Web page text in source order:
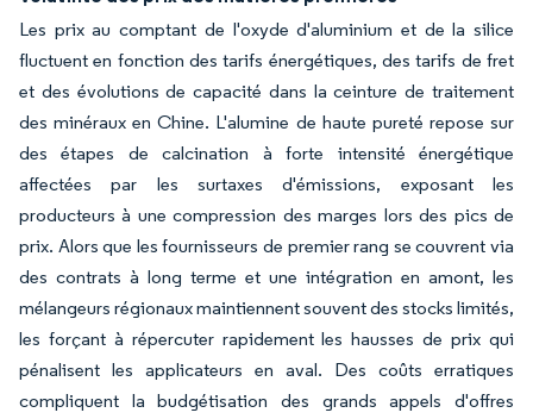
Les prix au comptant de l'oxyde d'aluminium et de la silice
fluctuent en fonction des tarifs énergétiques, des tarifs de fret
et des évolutions de capacité dans la ceinture de traitement
des minéraux en Chine. L'alumine de haute pureté repose sur
des étapes de calcination à forte intensité énergétique
affectées par les surtaxes d'émissions, exposant les
producteurs à une compression des marges lors des pics de
prix. Alors que les fournisseurs de premier rang se couvrent via
des contrats à long terme et une intégration en amont, les
mélangeurs régionaux maintiennent souvent des stocks limités,
les forçant à répercuter rapidement les hausses de prix qui
pénalisent les applicateurs en aval. Des coûts erratiques
compliquent la budgétisation des grands appels d'offres